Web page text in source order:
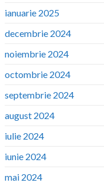
ianuarie 2025
decembrie 2024
noiembrie 2024
octombrie 2024
septembrie 2024
august 2024
iulie 2024
iunie 2024
mai 2024